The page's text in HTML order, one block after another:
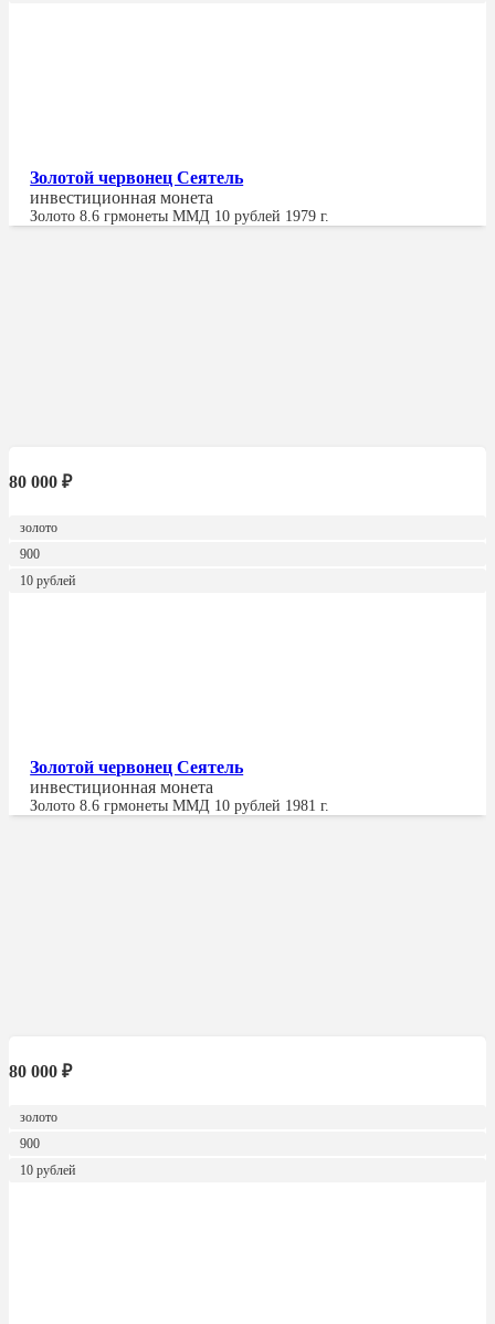
Золотой червонец Сеятель
инвестиционная монета
Золото 8.6 грмонеты ММД 10 рублей 1979 г.
80 000 ₽
золото
900
10 рублей
Золотой червонец Сеятель
инвестиционная монета
Золото 8.6 грмонеты ММД 10 рублей 1981 г.
80 000 ₽
золото
900
10 рублей